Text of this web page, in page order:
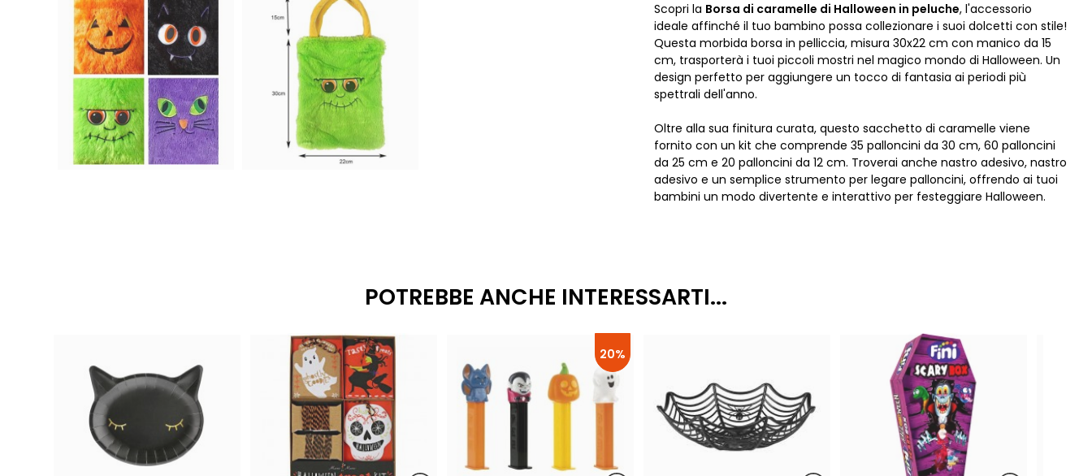
Scopri la Borsa di caramelle di Halloween in peluche, l'accessorio
ideale affinché il tuo bambino possa collezionare i suoi dolcetti con stile!
Questa morbida borsa in pelliccia, misura 30x22 cm con manico da 15
cm, trasporterà i tuoi piccoli mostri nel magico mondo di Halloween. Un
design perfetto per aggiungere un tocco di fantasia ai periodi più
spettrali dell'anno.
Oltre alla sua finitura curata, questo sacchetto di caramelle viene
fornito con un kit che comprende 35 palloncini da 30 cm, 60 palloncini
da 25 cm e 20 palloncini da 12 cm. Troverai anche nastro adesivo, nastro
adesivo e un semplice strumento per legare palloncini, offrendo ai tuoi
bambini un modo divertente e interattivo per festeggiare Halloween.
POTREBBE ANCHE INTERESSARTI...
20%